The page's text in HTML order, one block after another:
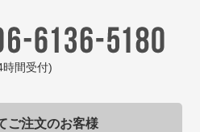
時間受付)
ご注文のお客様